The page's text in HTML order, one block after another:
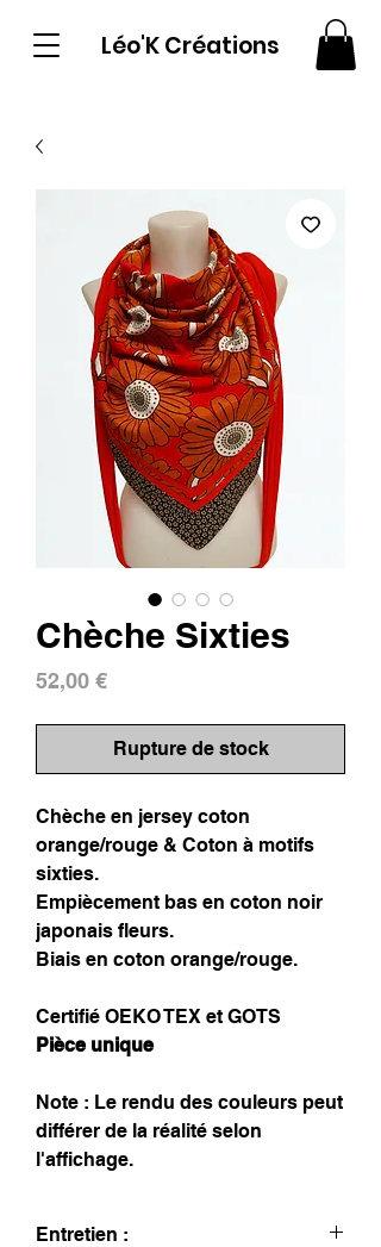
Léo'K Créations
Chèche Sixties
52,00 €Prix
Rupture de stock
Chèche en jersey coton
orange/rouge & Coton à motifs
sixties.
Empiècement bas en coton noir
japonais fleurs.
Biais en coton orange/rouge.
Certifié OEKO TEX et GOTS
Pièce unique
Note : Le rendu des couleurs peut
différer de la réalité selon
l'affichage.
Entretien :